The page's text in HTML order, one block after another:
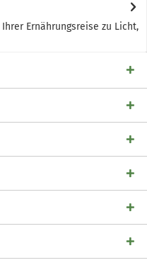
Ernährungsreise zu Licht,